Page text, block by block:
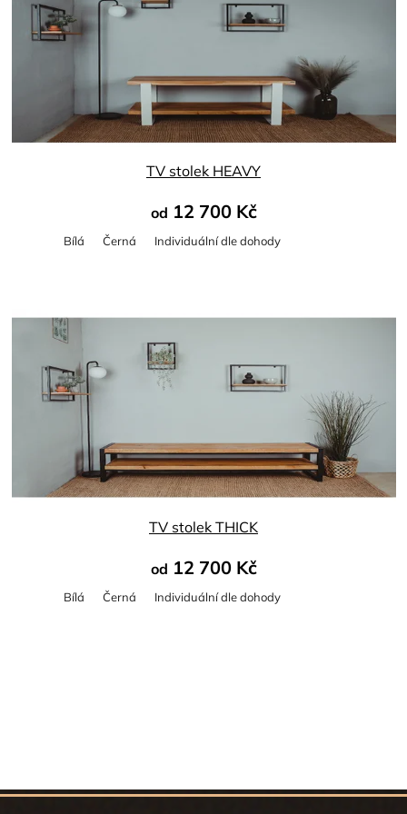
TV stolek HEAVY
od 12 700 Kč
Bílá Černá Individuální dle dohody
TV stolek THICK
od 12 700 Kč
Bílá Černá Individuální dle dohody
Z